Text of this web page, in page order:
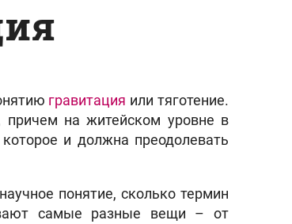
гравитация или тяготение.
причем на житейском уровне в
и должна преодолевать
понятие, сколько термин
самые разные вещи – от